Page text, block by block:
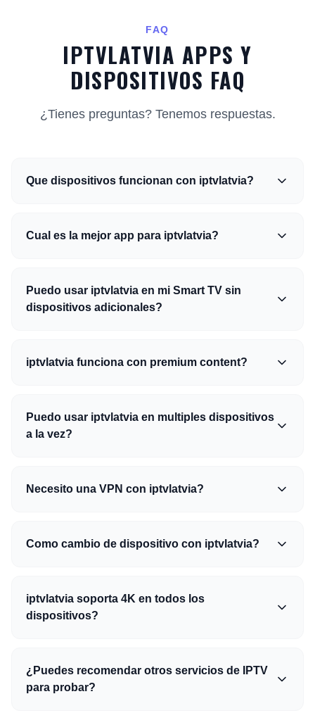
FAQ
IPTVLATVIA APPS Y
DISPOSITIVOS FAQ
¿Tienes preguntas? Tenemos respuestas.
Que dispositivos funcionan con iptvlatvia?
Cual es la mejor app para iptvlatvia?
Puedo usar iptvlatvia en mi Smart TV sin
dispositivos adicionales?
iptvlatvia funciona con premium content?
Puedo usar iptvlatvia en multiples dispositivos
a la vez?
Necesito una VPN con iptvlatvia?
Como cambio de dispositivo con iptvlatvia?
iptvlatvia soporta 4K en todos los
dispositivos?
¿Puedes recomendar otros servicios de IPTV
para probar?